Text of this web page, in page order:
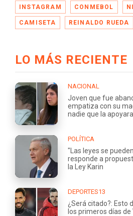
INSTAGRAM CONMEBOL
CAMISETA REINALDO RUEDA
LO MÁS RECIENTE
NACIONAL
Joven que fue
empatiza con su
nadie que la
POLÍTICA
"Las leyes se
responde a
la Ley Karin
DEPORTES13
¿Será citado?: Esto
los primeros días